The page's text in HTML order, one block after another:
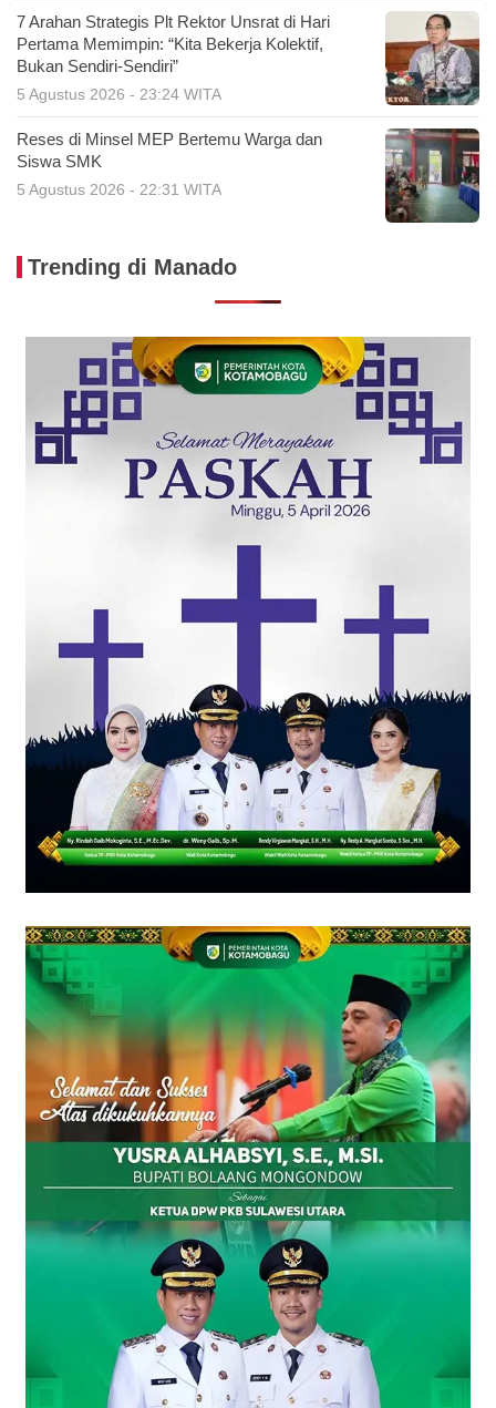
7 Arahan Strategis Plt Rektor Unsrat di Hari
Pertama Memimpin: “Kita Bekerja Kolektif,
Bukan Sendiri-Sendiri”
5 Agustus 2026 - 23:24 WITA
Reses di Minsel MEP Bertemu Warga dan
Siswa SMK
5 Agustus 2026 - 22:31 WITA
Trending di Manado